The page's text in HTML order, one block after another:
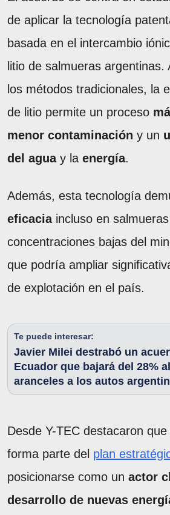
de aplicar la tecnología
basada en el intercambio
litio de salmueras argentinas.
los métodos tradicionales, la
de litio permite un proceso
menor contaminación y un
del aguay la energía.
Además, esta tecnología
eficaciaincluso en
concentraciones bajas del
que podría ampliar
de explotación en el país.
Te puede interesar:
Javier Milei destrabó un
Ecuador que bajará del 28%
aranceles a los autos
Desde Y-TEC destacaron
forma parte del plan
posicionarse como un actor
desarrollo de nuevas